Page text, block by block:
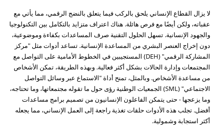
لا يزال القطاع الإنساني يلحق بالركب فيما يتعلق بالنضج الرقمي، مما يأتي مع
عقباته، ولكن أيضًا مع فرص هائلة. هناك اعتراف متزايد بالتكامل بين التكنولوجيا
والجهود الإنسانية. تسهل الحلول التقنية صرف المساعدات بكفاءة وموضوعية،
دون إخراج العنصر البشري من المساعدة الإنسانية. تساعد أدوات مثل "مركز
المشاركة الرقمي" (DEH) المستجيبين في الخطوط الأمامية على التواصل مع
المجتمعات وإدارة الحالات بشكل أكثر فعالية. وبهذه الطريقة، تمكن الأشخاص
من مساعدة الأشخاص. وبالمثل، تمنح أداة "الاستماع عبر وسائل التواصل
الاجتماعي" (SML) الجمعيات الوطنية رؤى حول ما تقوله مجتمعاتها، وما تحتاجه،
وما يزعجها - حتى يتمكن الفاعلون الإنسانيون من تصميم برامج مساعدات
أفضل. تجلب هذه الأدوات حلقات تغذية راجعة إلى العمل الإنساني، مما يجعله
أكثر استجابة وشمولية.